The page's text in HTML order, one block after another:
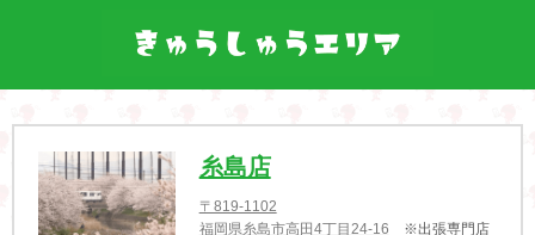
糸島店
〒819-1102
福岡県糸島市高田4丁目24-16 ※出張専門店